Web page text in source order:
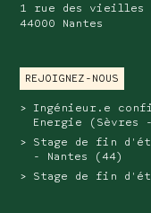
1 rue des vieilles
44000 Nantes
REJOIGNEZ-NOUS
Ingénieur.e
Energie (Sèvres
Stage de fin
- Nantes (44)
Stage de fin